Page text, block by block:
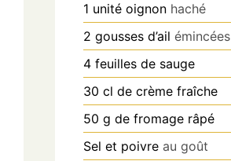
1 unité oignon haché
2 gousses d’ail émincées
4 feuilles de sauge
30 cl de crème fraîche
50 g de fromage râpé
Sel et poivre au goût